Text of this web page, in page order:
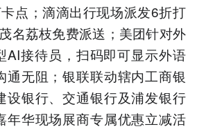
点；滴滴出行现场派发6折打
名荔枝免费派送；美团针对外
AI接待员，扫码即可显示外语
通无阻；银联联动辖内工商银
设银行、交通银行及浦发银行
年华现场展商专属优惠立减活